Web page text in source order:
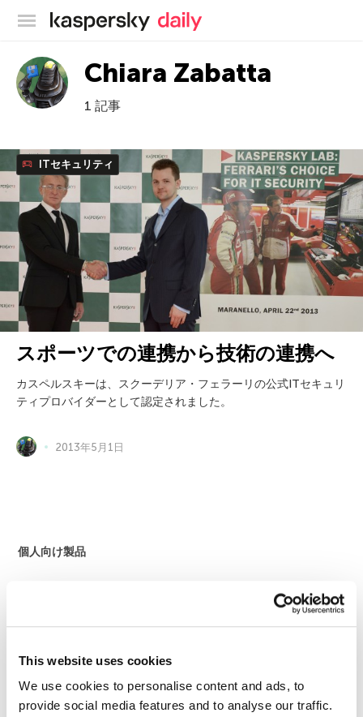
This website uses cookies
We use cookies to personalise content and ads, to
provide social media features and to analyse our traffic.
カスペルスキー公式ブログ
Chiara Zabatta
1 記事
ITセキュリティ
スポーツでの連携から技術の連携へ
カスペルスキーは、スクーデリア・フェラーリの公式ITセキュリ
ティプロバイダーとして認定されました。
2013年5月1日
個人向け製品
全製品
法人のお客様